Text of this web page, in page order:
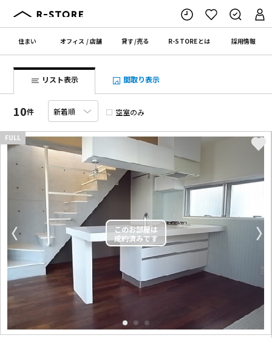
住まい オフィス /店舗 貸す/売る R-STOREとは 採用情報
リスト表示 間取り表示
10件 空室のみ
〈 〉
FULL